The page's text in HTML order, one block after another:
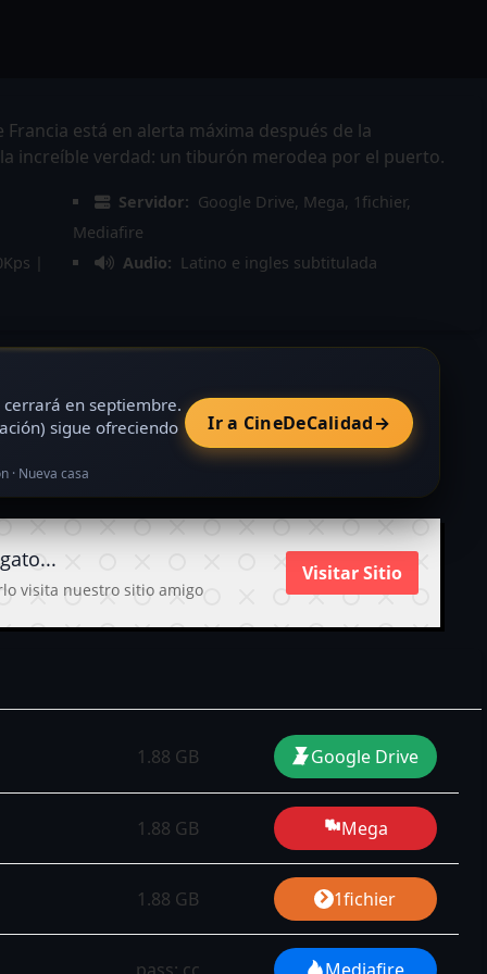
está en alerta máxima después de la
increíble verdad: un tiburón merodea por el puerto.
|
Servidor: Google Drive, Mega, 1fichier,
Mediafire
Audio: Latino e ingles subtitulada
en septiembre.
sigue ofreciendo
· Nueva casa
Ir a CineDeCalidad→
visita nuestro sitio amigo
Visitar Sitio
1.88 GB Google Drive
1.88 GB Mega
1.88 GB 1fichier